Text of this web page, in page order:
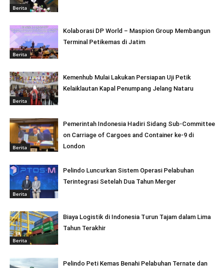
Berita
Berita
Kolaborasi DP World – Maspion Group Membangun
Terminal Petikemas di Jatim
Berita
Kemenhub Mulai Lakukan Persiapan Uji Petik
Kelaiklautan Kapal Penumpang Jelang Nataru
Berita
Pemerintah Indonesia Hadiri Sidang Sub-Committee
on Carriage of Cargoes and Container ke-9 di
London
Berita
Pelindo Luncurkan Sistem Operasi Pelabuhan
Terintegrasi Setelah Dua Tahun Merger
Berita
Biaya Logistik di Indonesia Turun Tajam dalam Lima
Tahun Terakhir
Pelindo Peti Kemas Benahi Pelabuhan Ternate dan